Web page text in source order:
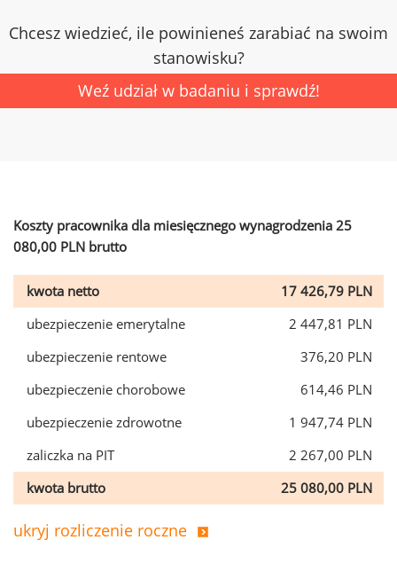
Chcesz wiedzieć, ile powinieneś zarabiać na swoim
stanowisku?
Weź udział w badaniu i sprawdź!
Koszty pracownika dla miesięcznego wynagrodzenia 25
080,00 PLN brutto
kwota netto
17 426,79 PLN
ubezpieczenie emerytalne
2 447,81 PLN
ubezpieczenie rentowe
376,20 PLN
ubezpieczenie chorobowe
614,46 PLN
ubezpieczenie zdrowotne
1 947,74 PLN
zaliczka na PIT
2 267,00 PLN
kwota brutto
25 080,00 PLN
ukryj rozliczenie roczne